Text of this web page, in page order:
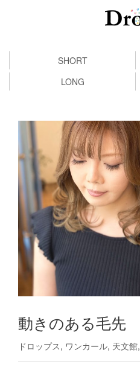
SHORT
LONG
動きのある毛先
ドロップス, ワンカール, 天文館,